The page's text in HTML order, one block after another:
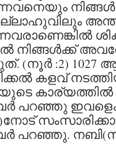
നിങ്ങൾക്ക്
(നൂർ :2) 1027
കളവ്
പറഞ്ഞു
പറഞ്ഞു.